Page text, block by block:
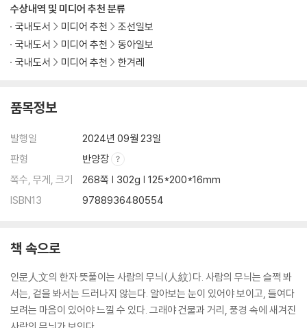
마오 시대에 공자는 왜 타도 대상이었나
붉은 고량주를 마시는 붉은 수수밭 영웅들
공자와 마오가 꿈꾸었던 이상사회
산둥 사람들이 술에 진심인 이유
루쉰 생가에 서린 슬픔
함께 걸어가면 없던 길도 생긴다
정신승리의 대가 아큐가 늘 즐거운 이유
정신승리법은 아편과 같다
술에 절인 새우 요리의 아픔
항저우ㆍ고난을 대하는 한가지 삶의 철학
판사가 노숙자에게 소설을 건네다
백범 김구의 피난지와 작가 위화
수상내역 및 미디어 추천 분류
국내도서
미디어 추천
조선일보
국내도서
미디어 추천
동아일보
국내도서
미디어 추천 한겨레
품목정보
발행일
2024년 09월 23일
판형
반양장
쪽수, 무게, 크기
268쪽 | 302g | 125*200*16mm
ISBN13
9788936480554
책 속으로
인문人文의 한자 뜻풀이는 사람의 무늬(人紋)다. 사람의 무늬는 슬쩍 봐
서는, 겉을 봐서는 드러나지 않는다. 알아보는 눈이 있어야 보이고, 들여다
보려는 마음이 있어야 느낄 수 있다. 그래야 건물과 거리, 풍경 속에 새겨진